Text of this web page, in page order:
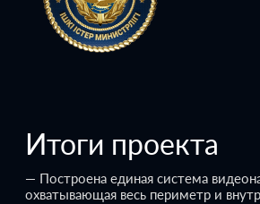
Итоги проекта
— Построена единая система
охватывающая весь периметр и